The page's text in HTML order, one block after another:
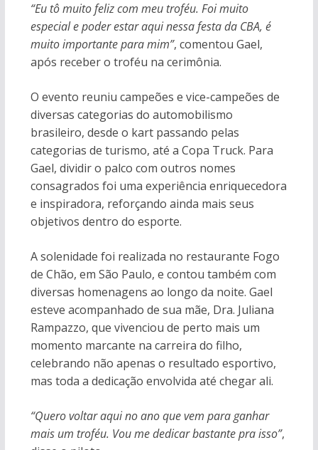
“Eu tô muito feliz com meu troféu. Foi muito
especial e poder estar aqui nessa festa da CBA, é
muito importante para mim”, comentou Gael,
após receber o troféu na cerimônia.
O evento reuniu campeões e vice-campeões de
diversas categorias do automobilismo
brasileiro, desde o kart passando pelas
categorias de turismo, até a Copa Truck. Para
Gael, dividir o palco com outros nomes
consagrados foi uma experiência enriquecedora
e inspiradora, reforçando ainda mais seus
objetivos dentro do esporte.
A solenidade foi realizada no restaurante Fogo
de Chão, em São Paulo, e contou também com
diversas homenagens ao longo da noite. Gael
esteve acompanhado de sua mãe, Dra. Juliana
Rampazzo, que vivenciou de perto mais um
momento marcante na carreira do filho,
celebrando não apenas o resultado esportivo,
mas toda a dedicação envolvida até chegar ali.
“Quero voltar aqui no ano que vem para ganhar
mais um troféu. Vou me dedicar bastante pra isso”,